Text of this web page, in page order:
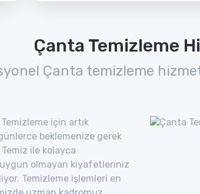
Çanta Temizleme
Çanta temizleme
için artık
beklemenize gerek
ile kolayca
olmayan kıyafetleriniz
Temizleme işlemleri en